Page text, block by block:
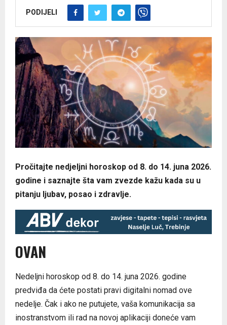
PODIJELI
Pročitajte nedjeljni horoskop od 8. do 14. juna 2026.
godine i saznajte šta vam zvezde kažu kada su u
pitanju ljubav, posao i zdravlje.
OVAN
Nedeljni horoskop od 8. do 14. juna 2026. godine
predviđa da ćete postati pravi digitalni nomad ove
nedelje. Čak i ako ne putujete, vaša komunikacija sa
inostranstvom ili rad na novoj aplikaciji doneće vam